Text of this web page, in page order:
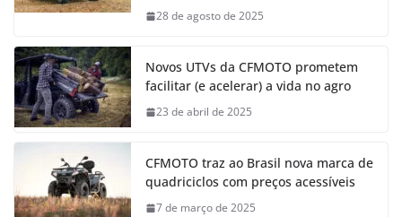
28 de agosto de 2025
Novos UTVs da CFMOTO prometem
facilitar (e acelerar) a vida no agro
23 de abril de 2025
CFMOTO traz ao Brasil nova marca de
quadriciclos com preços acessíveis
7 de março de 2025